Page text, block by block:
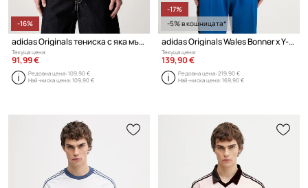
-16%
adidas Originals тениска с яка мъжка
Текуща цена:
91,99 €
Редовна цена:109,90 €
Най-ниска цена:109,90 €
-17%
-5% в кошницата*
adidas Originals Wales Bonner x Y-3 блуза с дълги ръкави мъжка
Текуща цена:
139,90 €
Редовна цена:219,90 €
Най-ниска цена:169,90 €